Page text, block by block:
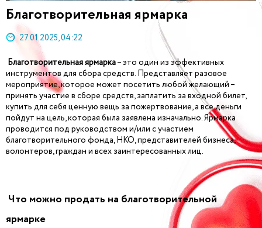
Благотворительная ярмарка
27.01.2025, 04:22
Благотворительная ярмарка– это один из эффективных
инструментов для сбора средств. Представляет разовое
мероприятие, которое может посетить любой желающий –
принять участие в сборе средств, заплатить за входной билет,
купить для себя ценную вещь за пожертвование, а все деньги
пойдут на цель, которая была заявлена изначально. Ярмарка
проводится под руководством и/или с участием
благотворительного фонда, НКО, представителей бизнеса,
волонтеров, граждан и всех заинтересованных лиц.
Что можно продать на благотворительной
ярмарке